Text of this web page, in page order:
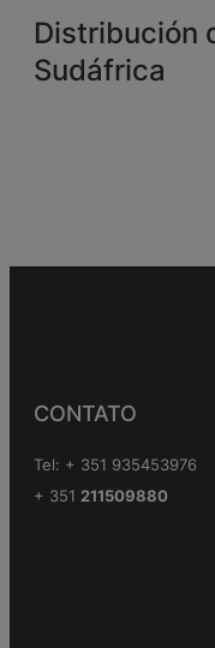
Distribución
Sudáfrica
CONTATO
Tel: + 351 935453976
+ 351 211509880